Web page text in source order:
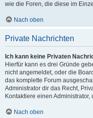
wie die Foren, die diese im
Nach oben
Private Nachrichten
Ich kann keine Privaten
Hierfür kann es drei Gründe
nicht angemeldet, oder die
das komplette Forum
Administrator dir das Recht,
Kontaktiere einen
Nach oben